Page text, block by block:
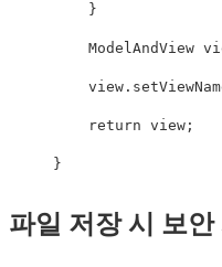
}
ModelAndView
    view
.
return view ;
}
파일 저장 시 보안